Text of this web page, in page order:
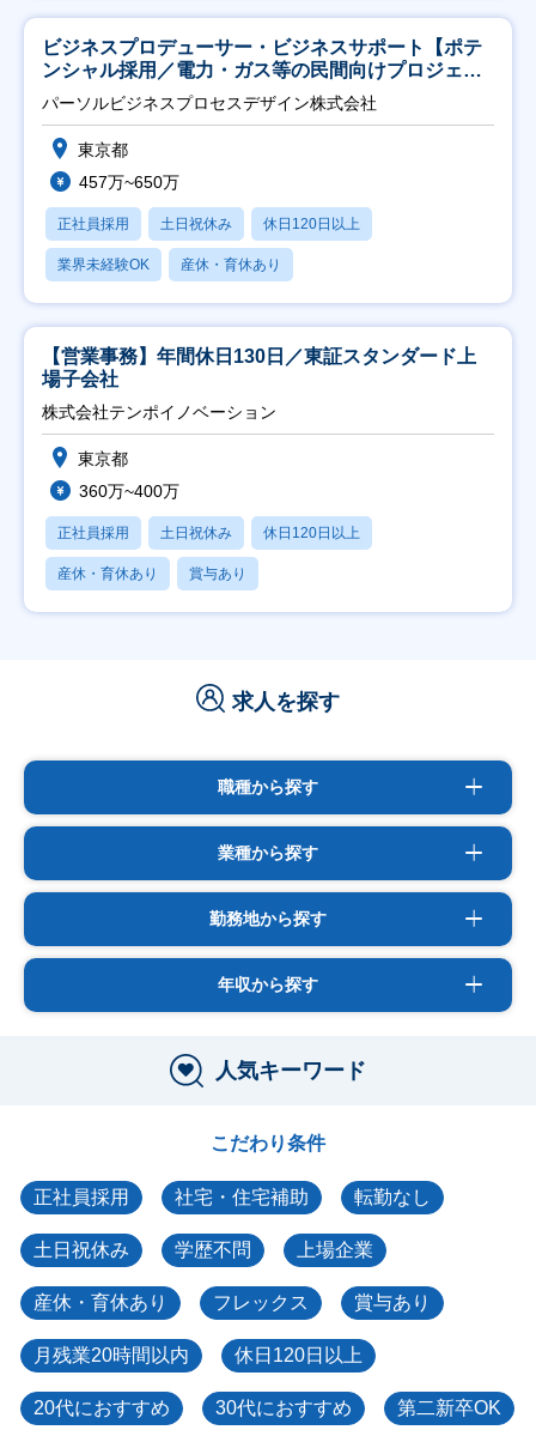
ビジネスプロデューサー・ビジネスサポート【ポテ
ンシャル採用／電力・ガス等の民間向けプロジェク
ト推進】
パーソルビジネスプロセスデザイン株式会社
東京都
457万~650万
正社員採用 土日祝休み 休日120日以上
業界未経験OK 産休・育休あり
【営業事務】年間休日130日／東証スタンダード上
場子会社
株式会社テンポイノベーション
東京都
360万~400万
正社員採用 土日祝休み 休日120日以上
産休・育休あり 賞与あり
求人を探す
職種から探す
業種から探す
勤務地から探す
年収から探す
人気キーワード
こだわり条件
正社員採用 社宅・住宅補助 転勤なし
土日祝休み 学歴不問 上場企業
産休・育休あり フレックス 賞与あり
月残業20時間以内 休日120日以上
20代におすすめ 30代におすすめ 第二新卒OK